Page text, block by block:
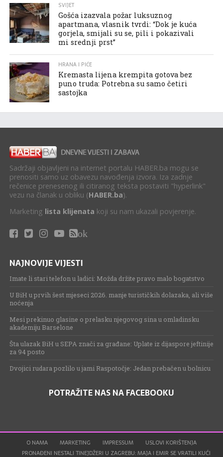
SVIJET
Gošća izazvala požar luksuznog
apartmana, vlasnik tvrdi: “Dok je kuća
gorjela, smijali su se, pili i pokazivali
mi srednji prst”
HRANA I PIĆE
Kremasta lijena krempita gotova bez
puno truda: Potrebna su samo četiri
sastojka
Sadržaji objavljeni na internet portalu HABER.ba mogu se
prenositi samo uz obavezu navođenja izvora. Iza zadnje
rečenice prenesenog ili citiranog teksta postaviti "hyperlink"
vezu na članak u obliku (HABER.ba).
Marketing lista klijenata koji su nam ukazali povjerenje.
ok
NAJNOVIJE VIJESTI
Imate li stari telefon u ladici: Možda držite pravo malo bogatstvo
U BiH u prvih šest mjeseci 2026. manje turističkih dolazaka, ali više
noćenja
Mesi prekinuo glasine o prelasku njegovog sina u omladinsku
akademiju Barselone
Šta ulazak BiH u SEPA znači za građane: Uplate iz dijaspore jeftinije
za 94 posto
Dvojici rudara pozlilo u jami Raspotočje: Jedan prebačen u bolnicu
POTRAŽITE NAS NA FACEBOOKU
O NAMA MARKETING IMPRESSUM
USLOVI KORIŠTENJA
PRONAĐENI NESTALI TINEJDŽERI U ZAGREBU: MAJA I EMIR SE VRATILI KUĆI